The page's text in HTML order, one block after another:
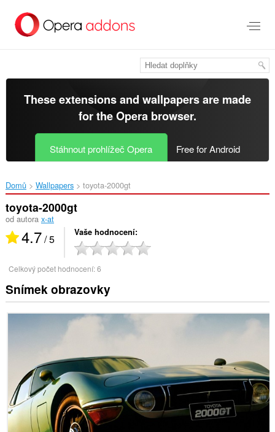
přímo
These extensions and wallpapers are made
for theOpera browser.
Stáhnout prohlížeč Opera Free for Android
Domů Wallpapers toyota-2000gt‎
toyota-2000gt
od autora x-at
4.7/ 5 Vaše hodnocení
Celkový počet hodnocení:6
Snímek obrazovky